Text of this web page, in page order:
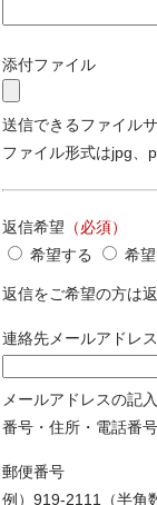
添付ファイル
送信できるファイル
ファイル形式はjpg、
返信希望 （必須）
希望する
希
返信をご希望の方は
連絡先メールアドレス
メールアドレスの記
番号・住所・電話番
郵便番号
例）919-2111（半角